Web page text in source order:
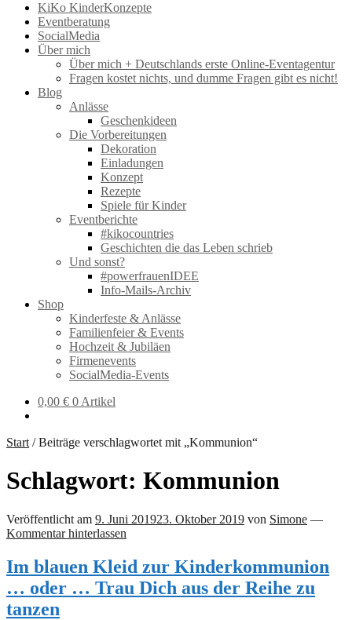
KiKo KinderKonzepte
Eventberatung
SocialMedia
Über mich
Über mich + Deutschlands erste Online-Eventagentur
Fragen kostet nichts, und dumme Fragen gibt es nicht!
Blog
Anlässe
Geschenkideen
Die Vorbereitungen
Dekoration
Einladungen
Konzept
Rezepte
Spiele für Kinder
Eventberichte
#kikocountries
Geschichten die das Leben schrieb
Und sonst?
#powerfrauenIDEE
Info-Mails-Archiv
Shop
Kinderfeste & Anlässe
Familienfeier & Events
Hochzeit & Jubiläen
Firmenevents
SocialMedia-Events
0,00 € 0 Artikel
Start /Beiträge verschlagwortet mit „Kommunion“
Schlagwort: Kommunion
Veröffentlicht am 9. Juni 201923. Oktober 2019 von Simone —
Kommentar hinterlassen
Im blauen Kleid zur Kinderkommunion
… oder … Trau Dich aus der Reihe zu
tanzen